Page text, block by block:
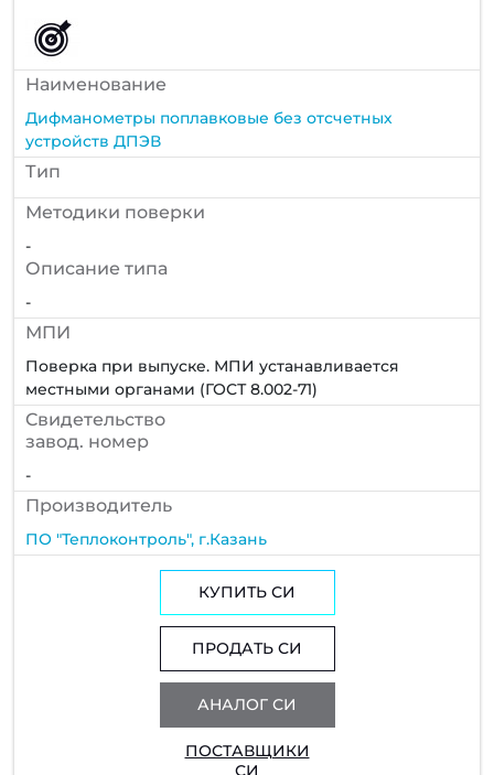
Наименование
Дифманометры поплавковые без отсчетных
устройств ДПЭВ
Тип
Методики поверки
-
Описание типа
-
МПИ
Поверка при выпуске. МПИ устанавливается
местными органами (ГОСТ 8.002-71)
Cвидетельство
завод. номер
-
Производитель
ПО "Теплоконтроль", г.Казань
КУПИТЬ СИ
ПРОДАТЬ СИ
АНАЛОГ СИ
ПОСТАВЩИКИ
СИ